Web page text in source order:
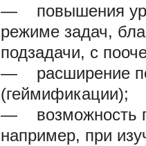
— повышения
режиме задач,
подзадачи, с
— расширение
(геймификации);
— возможность
например, при